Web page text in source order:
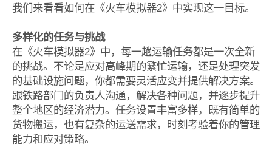
我们来看看如何在《火车模拟器2》中实现这一目标。
多样化的任务与挑战
在《火车模拟器2》中，每一趟运输任务都是一次全新
的挑战。不论是应对高峰期的繁忙运输，还是处理突发
的基础设施问题，你都需要灵活应变并提供解决方案。
跟铁路部门的负责人沟通，解决各种问题，并逐步提升
整个地区的经济潜力。任务设置丰富多样，既有简单的
货物搬运，也有复杂的运送需求，时刻考验着你的管理
能力和应对策略。